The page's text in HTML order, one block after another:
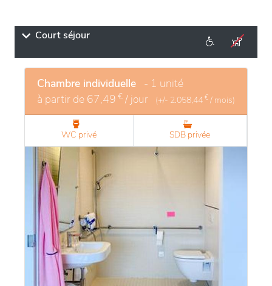
Court séjour
Chambre individuelle - 1 unité
à partir de 67,49 € / jour (+/- 2.058,44 € / mois)
WC privé SDB privée